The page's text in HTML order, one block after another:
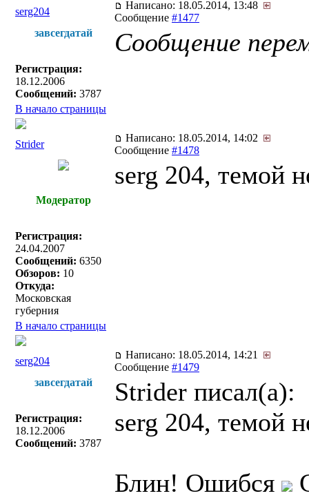
serg204
Написано: 18.05.2014, 13:48
Сообщение #1477
завсегдатай
Регистрация:
18.12.2006
Сообщений: 3787
Сообщение
В начало страницы
Strider
Написано: 18.05.2014, 14:02
Сообщение #1478
Модератор
Регистрация:
24.04.2007
Сообщений: 6350
Обзоров: 10
Откуда:
Московская
губерния
serg 204, темой
В начало страницы
serg204
Написано: 18.05.2014, 14:21
Сообщение #1479
завсегдатай
Регистрация:
18.12.2006
Сообщений: 3787
Strider писал(a):
serg 204, темой
Блин! Ошибся